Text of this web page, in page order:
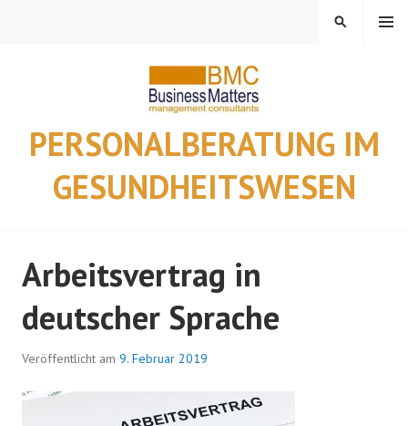
PERSONALBERATUNG IM
GESUNDHEITSWESEN
MENÜ
SUCHEN
Arbeitsvertrag in
deutscher Sprache
Veröffentlicht am 9. Februar 2019
n